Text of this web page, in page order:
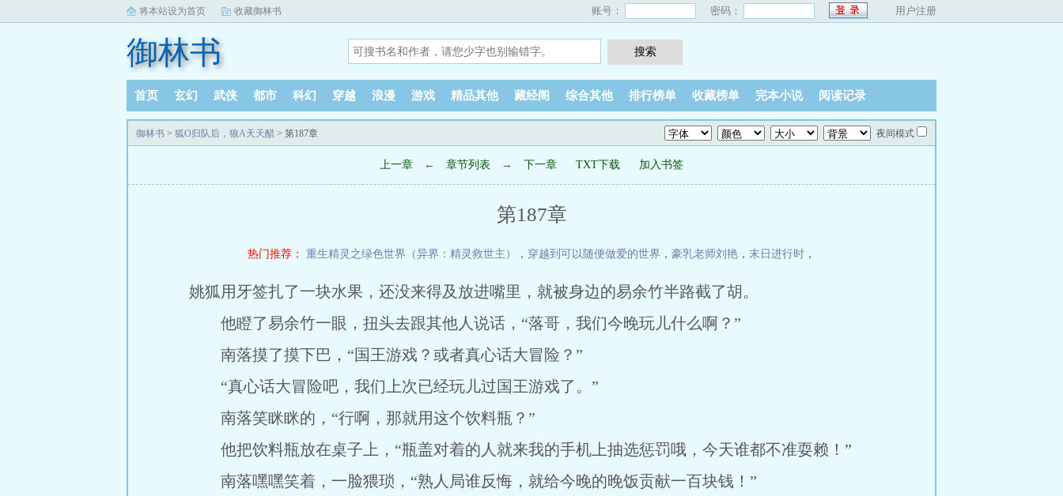
将本站设为首页 收藏御林书 账号： 密码： 用户注册
御林书
首页 玄幻 武侠 都市 科幻 穿越 浪漫 游戏 精品其他 藏经阁 综合其他 排行榜单 收藏榜单 完本小说 阅读记录
御林书 > 狐O归队后，狼A天天醋 > 第187章 夜间模式
上一章 ← 章节列表 → 下一章 TXT下载 加入书签
第187章
热门推荐： 重生精灵之绿色世界（异界：精灵救世主） ， 穿越到可以随便做爱的世界 ， 豪乳老师刘艳 ， 末日进行时 ，
姚狐用牙签扎了一块水果，还没来得及放进嘴里，就被身边的易余竹半路截了胡。
他瞪了易余竹一眼，扭头去跟其他人说话，“落哥，我们今晚玩儿什么啊？”
南落摸了摸下巴，“国王游戏？或者真心话大冒险？”
“真心话大冒险吧，我们上次已经玩儿过国王游戏了。”
南落笑眯眯的，“行啊，那就用这个饮料瓶？”
他把饮料瓶放在桌子上，“瓶盖对着的人就来我的手机上抽选惩罚哦，今天谁都不准耍赖！”
南落嘿嘿笑着，一脸猥琐，“熟人局谁反悔，就给今晚的晚饭贡献一百块钱！”